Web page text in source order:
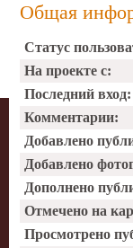
Общая
Статус
На проекте с:
Последний вход:
Комментарии:
Добавлено
Добавлено
Дополнено
Отмечено на
Просмотрено